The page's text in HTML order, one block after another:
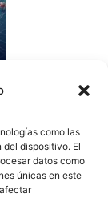
como las
dispositivo. El
datos como
únicas en este